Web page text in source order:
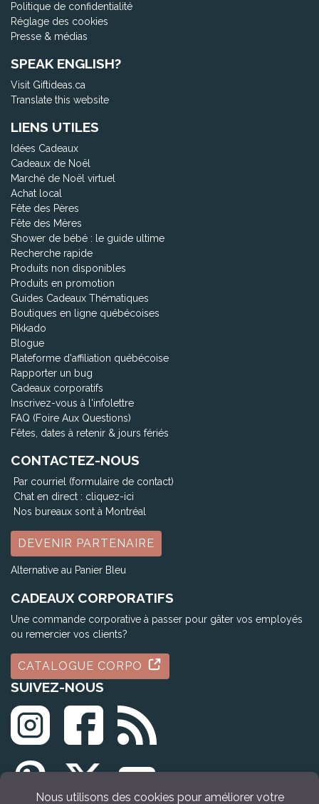
Politique de confidentialité
Réglage des cookies
Presse & médias
SPEAK ENGLISH?
Visit Giftideas.ca
Translate this website
LIENS UTILES
Idées Cadeaux
Cadeaux de Noël
Marché de Noël virtuel
Achat local
Fête des Pères
Fête des Mères
Shower de bébé : le guide ultime
Recherche rapide
Produits non disponibles
Produits en promotion
Guides Cadeaux Thématiques
Boutiques en ligne québécoises
Pikkado
Blogue
Plateforme d'affiliation québécoise
Rapporter un bug
Cadeaux corporatifs
Inscrivez-vous à l'infolettre
FAQ (Foire Aux Questions)
Fêtes, dates à retenir & jours fériés
CONTACTEZ-NOUS
Par courriel (formulaire de contact)
Chat en direct : cliquez-ici
Nos bureaux sont à Montréal
DEVENIR PARTENAIRE
Alternative au Panier Bleu
CADEAUX CORPORATIFS
Une commande corporative à passer pour gâter vos employés
ou remercier vos clients?
CATALOGUE CORPO
SUIVEZ-NOUS